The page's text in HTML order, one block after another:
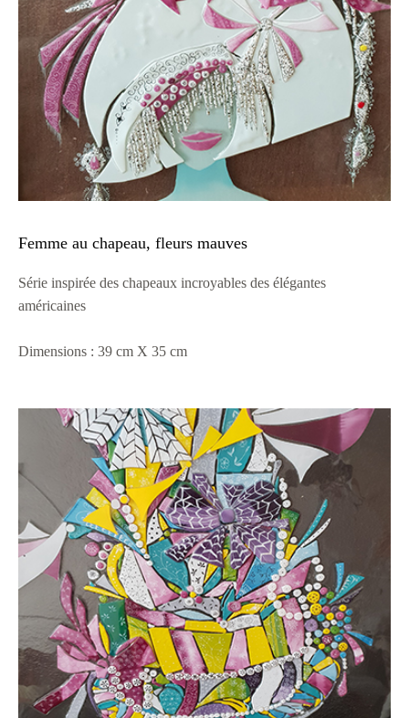
Femme au chapeau, fleurs mauves
Série inspirée des chapeaux incroyables des élégantes
américaines
Dimensions : 39 cm X 35 cm